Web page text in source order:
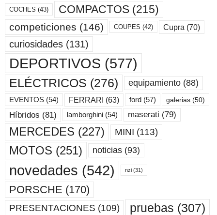
COCHES (43) COMPACTOS (215)
competiciones (146) COUPES (42) Cupra (70)
curiosidades (131)
DEPORTIVOS (577)
ELÉCTRICOS (276) equipamiento (88)
EVENTOS (54) FERRARI (63) ford (57) galerias (50)
Híbridos (81) lamborghini (54) maserati (79)
MERCEDES (227) MINI (113)
MOTOS (251) noticias (93)
novedades (542) nzi (31)
PORSCHE (170)
PRESENTACIONES (109) pruebas (307)